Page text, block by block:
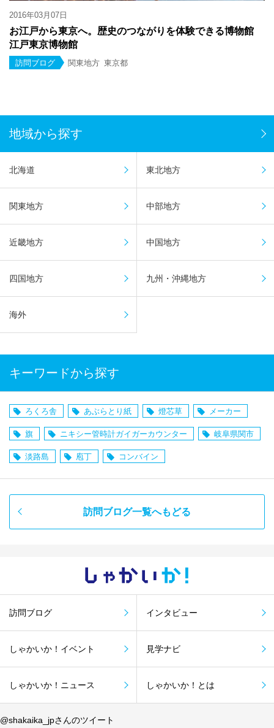
2016年03月07日
お江戸から東京へ。歴史のつながりを体験できる博物館
江戸東京博物館
訪問ブログ 関東地方 東京都
地域から探す
北海道 東北地方
関東地方 中部地方
近畿地方 中国地方
四国地方 九州・沖縄地方
海外
キーワードから探す
ろくろ舎 あぶらとり紙 燈芯草 メーカー
旗 ニキシー管時計ガイガーカウンター 岐阜県関市
淡路島 庖丁 コンバイン
訪問ブログ一覧へもどる
しゃかい か！
訪問ブログ インタビュー
しゃかいか！イベント 見学ナビ
しゃかいか！ニュース しゃかいか！とは
@shakaika_jpさんのツイート